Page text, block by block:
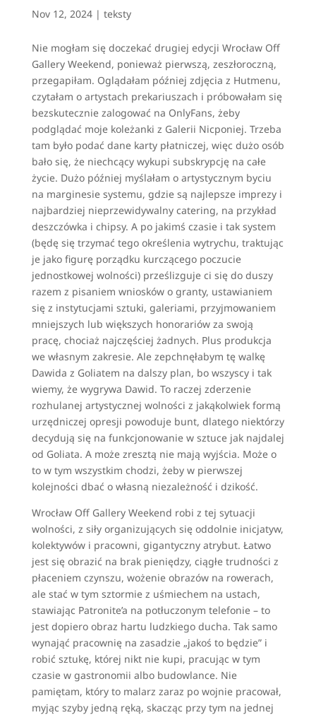
Nov 12, 2024| teksty
Nie mogłam się doczekać drugiej edycji Wrocław Off
Gallery Weekend, ponieważ pierwszą, zeszłoroczną,
przegapiłam. Oglądałam później zdjęcia z Hutmenu,
czytałam o artystach prekariuszach i próbowałam się
bezskutecznie zalogować na OnlyFans, żeby
podglądać moje koleżanki z Galerii Nicponiej. Trzeba
tam było podać dane karty płatniczej, więc dużo osób
bało się, że niechcący wykupi subskrypcję na całe
życie. Dużo później myślałam o artystycznym byciu
na marginesie systemu, gdzie są najlepsze imprezy i
najbardziej nieprzewidywalny catering, na przykład
deszczówka i chipsy. A po jakimś czasie i tak system
(będę się trzymać tego określenia wytrychu, traktując
je jako figurę porządku kurczącego poczucie
jednostkowej wolności) prześlizguje ci się do duszy
razem z pisaniem wniosków o granty, ustawianiem
się z instytucjami sztuki, galeriami, przyjmowaniem
mniejszych lub większych honorariów za swoją
pracę, chociaż najczęściej żadnych. Plus produkcja
we własnym zakresie. Ale zepchnęłabym tę walkę
Dawida z Goliatem na dalszy plan, bo wszyscy i tak
wiemy, że wygrywa Dawid. To raczej zderzenie
rozhulanej artystycznej wolności z jakąkolwiek formą
urzędniczej opresji powoduje bunt, dlatego niektórzy
decydują się na funkcjonowanie w sztuce jak najdalej
od Goliata. A może zresztą nie mają wyjścia. Może o
to w tym wszystkim chodzi, żeby w pierwszej
kolejności dbać o własną niezależność i dzikość.
Wrocław Off Gallery Weekend robi z tej sytuacji
wolności, z siły organizujących się oddolnie inicjatyw,
kolektywów i pracowni, gigantyczny atrybut. Łatwo
jest się obrazić na brak pieniędzy, ciągłe trudności z
płaceniem czynszu, wożenie obrazów na rowerach,
ale stać w tym sztormie z uśmiechem na ustach,
stawiając Patronite’a na potłuczonym telefonie – to
jest dopiero obraz hartu ludzkiego ducha. Tak samo
wynająć pracownię na zasadzie „jakoś to będzie” i
robić sztukę, której nikt nie kupi, pracując w tym
czasie w gastronomii albo budowlance. Nie
pamiętam, który to malarz zaraz po wojnie pracował,
myjąc szyby jedną ręką, skacząc przy tym na jednej